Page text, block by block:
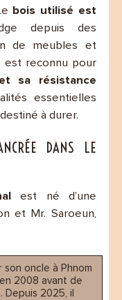
bois utilisé est
depuis des
de meubles et
est reconnu pour
sa résistance
essentielles
à durer.
DANS LE
est né d’une
et Mr. Saroeun,
son oncle à Phnom
2008 avant de
Depuis 2025, il